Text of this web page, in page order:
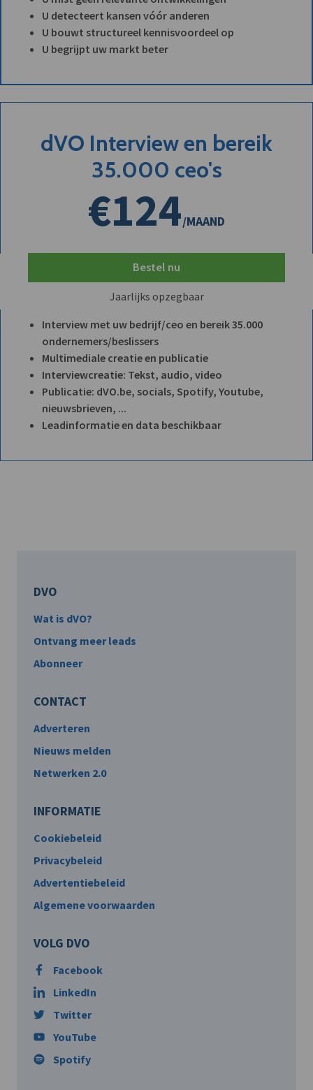
U detecteert kansen vóór anderen
U bouwt structureel kennisvoordeel op
U begrijpt uw markt beter
dVO Interview en bereik
35.000 ceo's
€124/MAAND
Bestel nu
Jaarlijks opzegbaar
Interview met uw bedrijf/ceo en bereik 35.000
ondernemers/beslissers
Multimediale creatie en publicatie
Interviewcreatie: Tekst, audio, video
Publicatie: dVO.be, socials, Spotify, Youtube,
nieuwsbrieven, ...
Leadinformatie en data beschikbaar
DVO
Wat is dVO?
Ontvang meer leads
Abonneer
CONTACT
Adverteren
Nieuws melden
Netwerken 2.0
INFORMATIE
Cookiebeleid
Privacybeleid
Advertentiebeleid
Algemene voorwaarden
VOLG DVO
Facebook
LinkedIn
Twitter
YouTube
Spotify